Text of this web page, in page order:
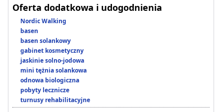
Oferta dodatkowa i udogodnienia
Nordic Walking
basen
basen solankowy
gabinet kosmetyczny
jaskinie solno-jodowa
mini tężnia solankowa
odnowa biologiczna
pobyty lecznicze
turnusy rehabilitacyjne